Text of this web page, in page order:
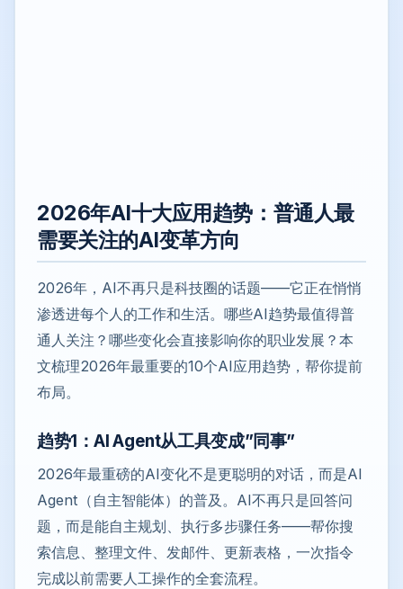
2026年AI十大应用趋势：普通人最
需要关注的AI变革方向
2026年，AI不再只是科技圈的话题——它正在悄悄
渗透进每个人的工作和生活。哪些AI趋势最值得普
通人关注？哪些变化会直接影响你的职业发展？本
文梳理2026年最重要的10个AI应用趋势，帮你提前
布局。
趋势1：AI Agent从工具变成”同事”
2026年最重磅的AI变化不是更聪明的对话，而是AI
Agent（自主智能体）的普及。AI不再只是回答问
题，而是能自主规划、执行多步骤任务——帮你搜
索信息、整理文件、发邮件、更新表格，一次指令
完成以前需要人工操作的全套流程。